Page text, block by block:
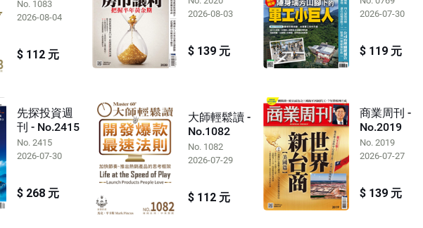
No. 1083
2026-08-04
$ 112 元
2026-08-03
$ 139 元
2026-07-30
$ 119 元
先探投資週
刊 - No.2415
No. 2415
2026-07-30
$ 268 元
大師輕鬆讀 -
No.1082
No. 1082
2026-07-29
$ 112 元
商業周刊 -
No.2019
No. 2019
2026-07-27
$ 139 元